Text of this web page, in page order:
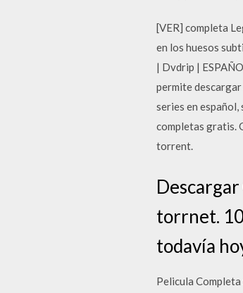
[VER] completa
en los huesos
| Dvdrip |
permite
series en
completas gratis.
torrent.
torrnet.
todavía
Pelicula